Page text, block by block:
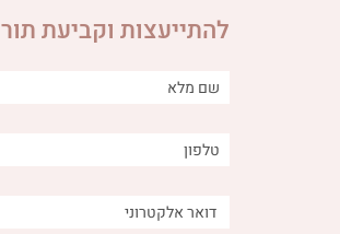
הקשר בין מאכלים מתוקים -
להתייעצות וקביעת תור